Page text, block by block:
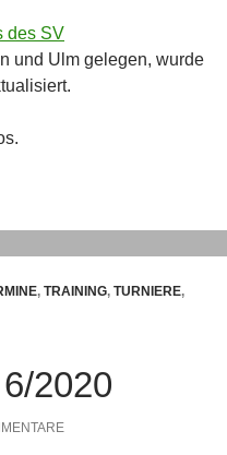
des SV
und Ulm gelegen, wurde
, TRAINING, TURNIERE,
2020